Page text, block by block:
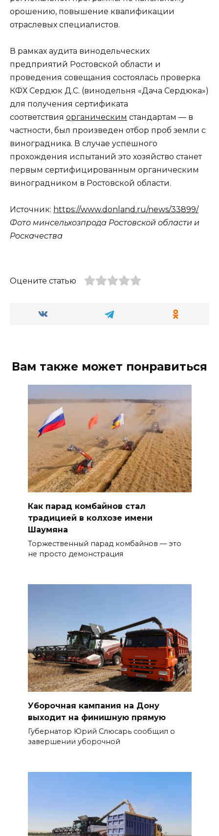
орошению, повышение квалификации
отраслевых специалистов.
В рамках аудита винодельческих
предприятий Ростовской области и
проведения совещания состоялась проверка
КФХ Сердюк Д.С. (винодельня «Дача Сердюка»)
для получения сертификата
соответствия органическим стандартам — в
частности, был произведен отбор проб земли с
виноградника. В случае успешного
прохождения испытаний это хозяйство станет
первым сертифицированным органическим
виноградником в Ростовской области.
Источник: https://www.donland.ru/news/33899/
Фото минсельхозпрода Ростовской области и
Роскачества
Оцените статью
Вам также может понравиться
Как парад комбайнов стал
традицией в колхозе имени
Шаумяна
Торжественный парад комбайнов — это
не просто демонстрация
Уборочная кампания на Дону
выходит на финишную прямую
Губернатор Юрий Слюсарь сообщил о
завершении уборочной